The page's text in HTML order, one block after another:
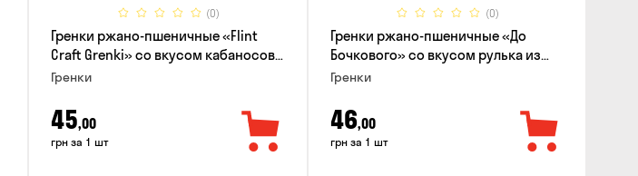
(0)
Гренки ржано-пшеничные «Flint
Craft Grenki» со вкусом кабаносов
и горчицы, 80г
Гренки
45,00
грн за 1 шт
(0)
Гренки ржано-пшеничные «До
Бочкового» со вкусом рулька из
печи, 100г
Гренки
46,00
грн за 1 шт